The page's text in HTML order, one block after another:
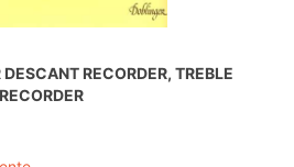
RECORDER, TREBLE